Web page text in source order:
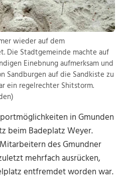
wieder auf dem
Die Stadtgemeinde machte auf
Einebnung aufmerksam und
Sandburgen auf die Sandkiste zu
ein regelrechter Shitstorm.
in Gmunden
beim Badeplatz Weyer.
des Gmundner
mehrfach ausrücken,
entfremdet worden war.